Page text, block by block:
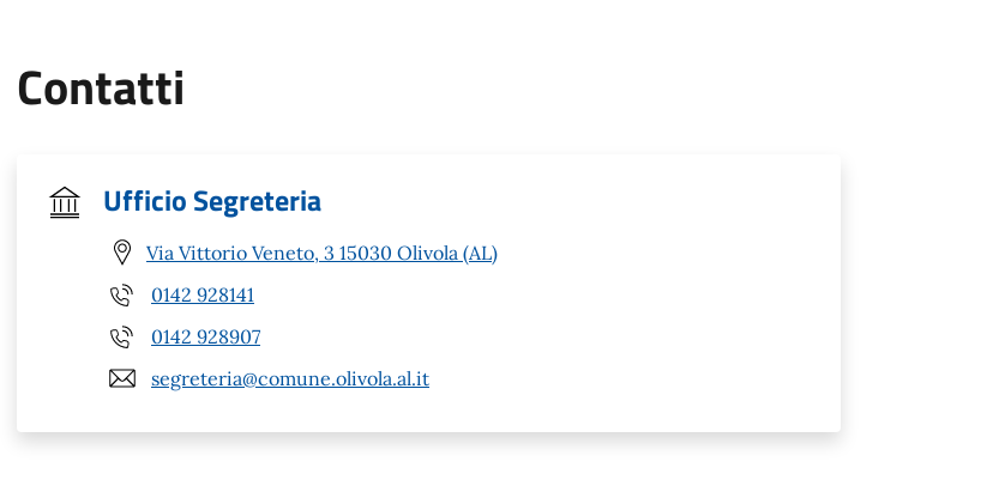
Contatti
Ufficio Segreteria
Via Vittorio Veneto, 3 15030 Olivola (AL)
0142 928141
0142 928907
segreteria@comune.olivola.al.it